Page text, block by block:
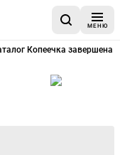
МЕНЮ
Копеечка завершена